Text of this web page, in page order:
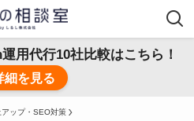
用代行10社比較はこちら！
細を見る
ップ・SEO対策